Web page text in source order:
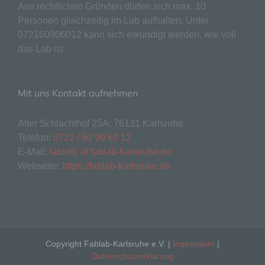
Aus rechtlichen Gründen dürfen sich max. 10
Personen gleichzeitig im Lab aufhalten. Unter
072160906012 kann sich erkundigt werden, wie voll
das Lab ist.
Mit uns Kontakt aufnehmen
Alter Schlachthof 25A, 76131 Karlsruhe
Telefon: 0721 / 60 90 60 12
E-Mail: labinfo ät fablab-karlsruhe.de
Webseite: https://fablab-karlsruhe.de
Copyright Fablab-Karlsruhe e.V. | Impressum |
Datenschutzerklärung
lesbar und verständlich sein. Um dies zu
gewährleisten, möchten wir vorab die verwendeten
Begrifflichkeiten erläutern.
Wir verwenden in dieser Datenschutzerklärung
oder identifizierbare natürliche Person (im
Folgenden „betroffene Person") beziehen.
Als identifizierbar wird eine natürliche
Person angesehen, die direkt oder indirekt,
genetischen, psychischen, wirtschaftlichen,
kulturellen oder sozialen Identität dieser